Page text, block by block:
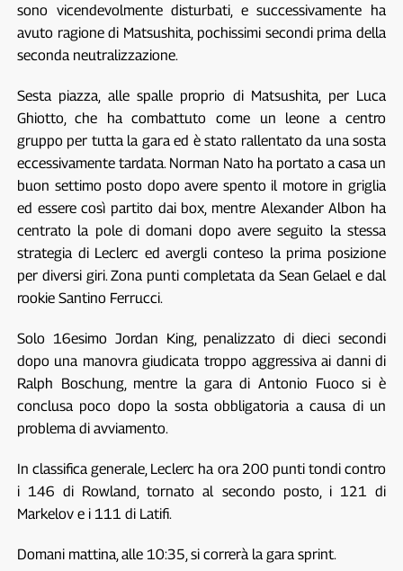
sono vicendevolmente disturbati, e successivamente ha
avuto ragione di Matsushita, pochissimi secondi prima della
seconda neutralizzazione.
Sesta piazza, alle spalle proprio di Matsushita, per Luca
Ghiotto, che ha combattuto come un leone a centro
gruppo per tutta la gara ed è stato rallentato da una sosta
eccessivamente tardata. Norman Nato ha portato a casa un
buon settimo posto dopo avere spento il motore in griglia
ed essere così partito dai box, mentre Alexander Albon ha
centrato la pole di domani dopo avere seguito la stessa
strategia di Leclerc ed avergli conteso la prima posizione
per diversi giri. Zona punti completata da Sean Gelael e dal
rookie Santino Ferrucci.
Solo 16esimo Jordan King, penalizzato di dieci secondi
dopo una manovra giudicata troppo aggressiva ai danni di
Ralph Boschung, mentre la gara di Antonio Fuoco si è
conclusa poco dopo la sosta obbligatoria a causa di un
problema di avviamento.
In classifica generale, Leclerc ha ora 200 punti tondi contro
i 146 di Rowland, tornato al secondo posto, i 121 di
Markelov e i 111 di Latifi.
Domani mattina, alle 10:35, si correrà la gara sprint.